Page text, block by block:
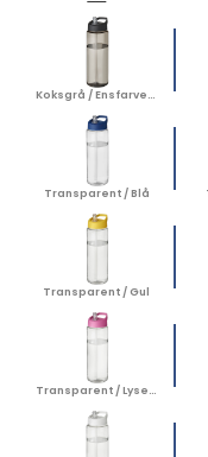
Koksgrå / Ensfarvet sort
Transparent / Blå
Transparent / Gul
Transparent / Lyserød